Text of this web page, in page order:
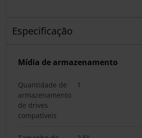
Especificação
Mídia de armazenamento
Quantidade de
armazenamento
de drives
compatíveis
1